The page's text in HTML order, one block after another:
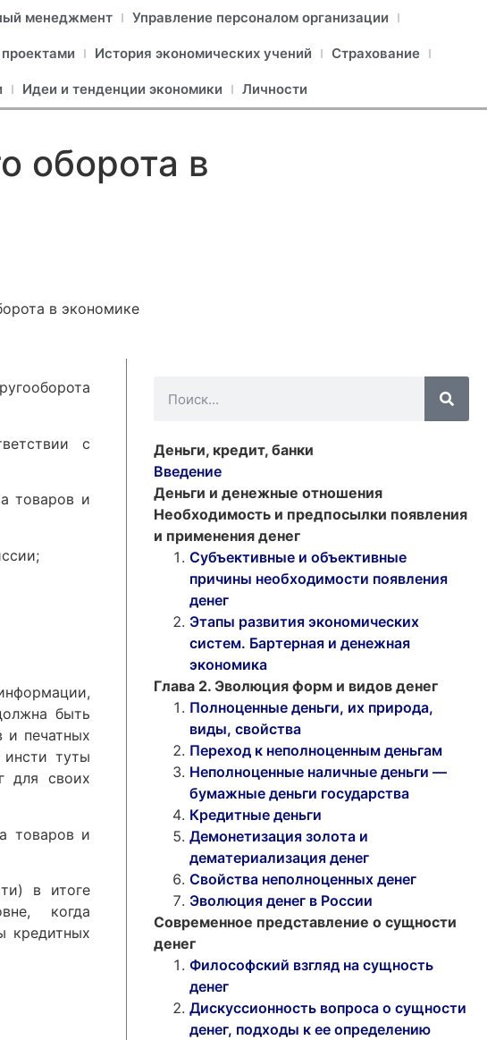
менеджмент Управление персоналом организации
История экономических учений Страхование
Идеи и тенденции экономики Личности
оборота в
в экономике
с
товаров и
быть
и печатных
туты
для своих
товаров и
в итоге
когда
кредитных
Деньги, кредит, банки
Введение
Деньги и денежные отношения
Необходимость и предпосылки появления
и применения денег
Субъективные и объективные
причины необходимости появления
денег
Этапы развития экономических
систем. Бартерная и денежная
экономика
Глава 2. Эволюция форм и видов денег
Полноценные деньги, их природа,
виды, свойства
Переход к неполноценным деньгам
Неполноценные наличные деньги —
бумажные деньги государства
Кредитные деньги
Демонетизация золота и
дематериализация денег
Свойства неполноценных денег
Эволюция денег в России
Современное представление о сущности
денег
Философский взгляд на сущность
денег
Дискуссионность вопроса о сущности
денег, подходы к ее определению